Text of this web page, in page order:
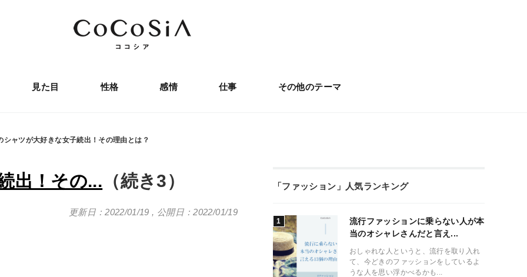
見た目 性格 感情 仕事 その他のテーマ
シャツが大好きな女子続出！その理由とは？
出！その... （続き3）
更新日：2022/01/19 , 公開日：2022/01/19
「ファッション」人気ランキング
流行ファッションに乗らない人が本
当のオシャレさんだと言え...
おしゃれな人というと、流行を取り入れ
て、今どきのファッションをしているよ
うな人を思い浮かべるかも...